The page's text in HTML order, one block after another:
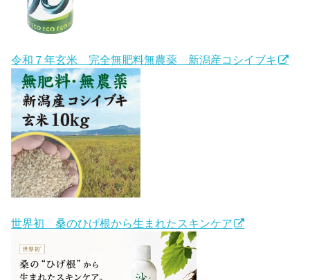
令和７年玄米 完全無肥料無農薬 新潟産コシイブキ
世界初 桑のひげ根から生まれたスキンケア